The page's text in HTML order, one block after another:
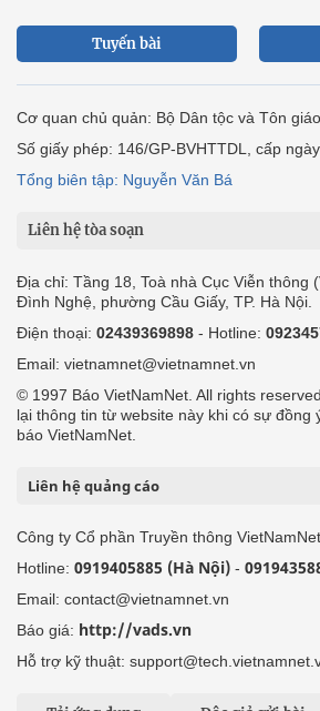
Tuyến bài
Cơ quan chủ quản: Bộ Dân tộc và Tôn giáo
Số giấy phép: 146/GP-BVHTTDL, cấp
Tổng biên tập: Nguyễn Văn Bá
Liên hệ tòa soạn
Địa chỉ: Tầng 18, Toà nhà Cục Viễn thông
Đình Nghệ, phường Cầu Giấy, TP. Hà Nội.
Điện thoại: 02439369898 - Hotline:
Email: vietnamnet@vietnamnet.vn
© 1997 Báo VietNamNet. All rights
lại thông tin từ website này khi có sự đồng
báo VietNamNet.
Liên hệ quảng cáo
Công ty Cổ phần Truyền thông VietNamNet
Hotline: 0919405885 (Hà Nội) -
Email: contact@vietnamnet.vn
Báo giá: http://vads.vn
Hỗ trợ kỹ thuật: